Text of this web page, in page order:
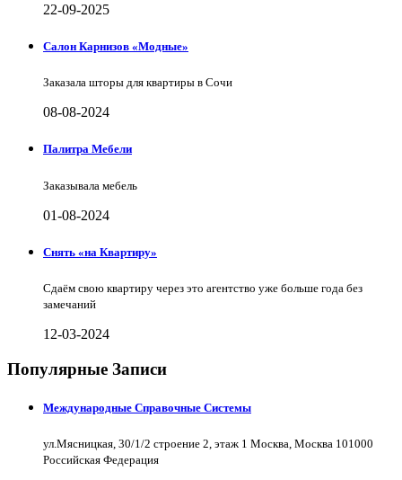
22-09-2025
Салон Карнизов «Модные»
Заказала шторы для квартиры в Сочи
08-08-2024
Палитра Мебели
Заказывала мебель
01-08-2024
Снять «на Квартиру»
Сдаём свою квартиру через это агентство уже больше года без
замечаний
12-03-2024
Популярные Записи
Международные Справочные Системы
ул.Мясницкая, 30/1/2 строение 2, этаж 1 Москва, Москва 101000
Российская Федерация